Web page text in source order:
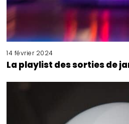
14 février 2024
La playlist des sorties de